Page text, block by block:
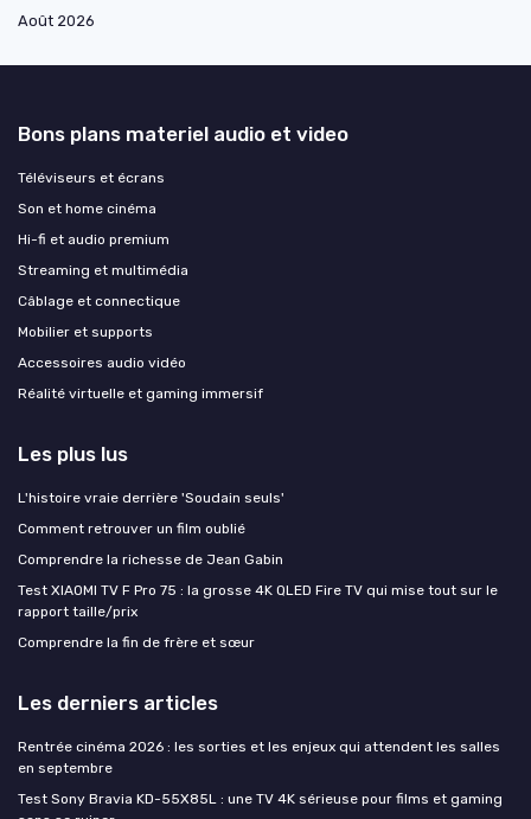
Août 2026
Bons plans materiel audio et video
Téléviseurs et écrans
Son et home cinéma
Hi-fi et audio premium
Streaming et multimédia
Câblage et connectique
Mobilier et supports
Accessoires audio vidéo
Réalité virtuelle et gaming immersif
Les plus lus
L'histoire vraie derrière 'Soudain seuls'
Comment retrouver un film oublié
Comprendre la richesse de Jean Gabin
Test XIAOMI TV F Pro 75 : la grosse 4K QLED Fire TV qui mise tout sur le
rapport taille/prix
Comprendre la fin de frère et sœur
Les derniers articles
Rentrée cinéma 2026 : les sorties et les enjeux qui attendent les salles
en septembre
Test Sony Bravia KD-55X85L : une TV 4K sérieuse pour films et gaming